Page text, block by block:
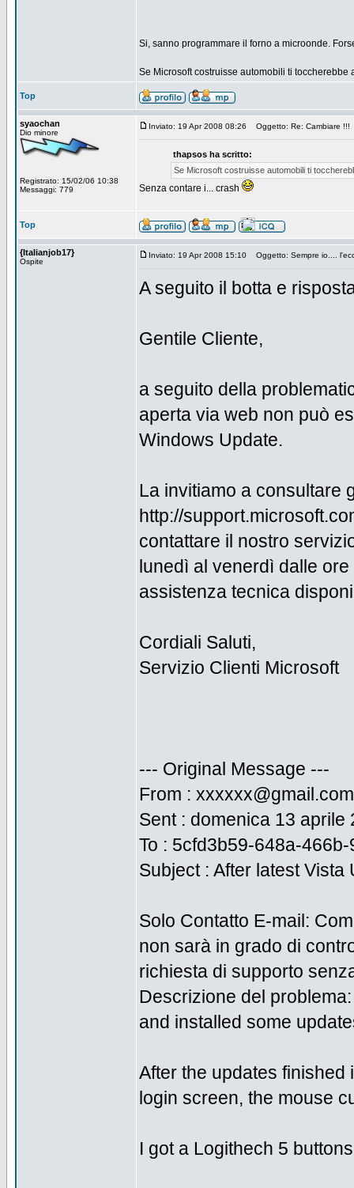
Si, sanno programmare il forno a microonde.
Se Microsoft costruisse automobili ti
Top
syaochan
Dio minore
Registrato: 15/02/06 10:38
Messaggi: 779
Inviato: 19 Apr 2008 08:26 Oggetto: Re: Cambiare !!!
thapsos ha scritto:
Se Microsoft costruisse automobili ti
Senza contare i... crash
Top
{Italianjob17}
Ospite
Inviato: 19 Apr 2008 15:10 Oggetto: Sempre io....
A seguito il botta e
Gentile Cliente,
a seguito della
aperta via web non può
Windows Update.
La invitiamo a consultare
http://
contattare il nostro
lunedì al venerdì dalle
assistenza tecnica
Cordiali Saluti,
Servizio Clienti Microsoft
--- Original Message ---
From : xxxxxx@gmail.com
Sent : domenica 13 aprile
To : 5cfd3b59-648a-
Subject : After latest
Solo Contatto E-mail:
non sarà in grado di
richiesta di supporto
Descrizione del
and installed some
After the updates
login screen, the mouse
I got a Logithech 5